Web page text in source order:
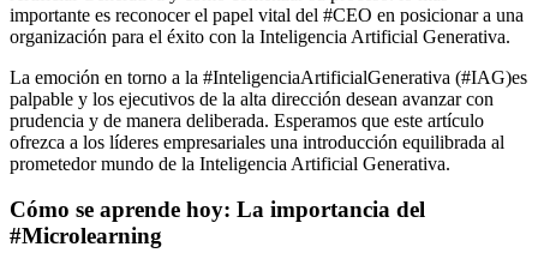
importante es reconocer el papel vital del #CEO en posicionar a una
organización para el éxito con la Inteligencia Artificial Generativa.
La emoción en torno a la #InteligenciaArtificialGenerativa (#IAG)es
palpable y los ejecutivos de la alta dirección desean avanzar con
prudencia y de manera deliberada. Esperamos que este artículo
ofrezca a los líderes empresariales una introducción equilibrada al
prometedor mundo de la Inteligencia Artificial Generativa.
Cómo se aprende hoy: La importancia del
#Microlearning